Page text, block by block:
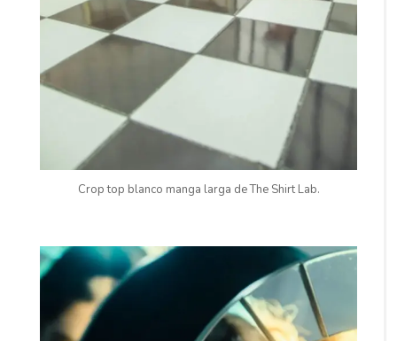
Crop top blanco manga larga de The Shirt Lab.